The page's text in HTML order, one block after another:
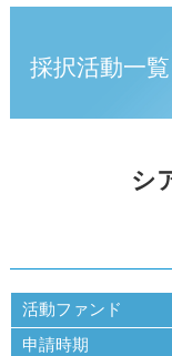
採択活動一覧
シ
活動ファンド
申請時期